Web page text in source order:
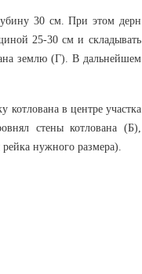
30 см. При этом дерн
25-30 см и складывать
землю (Г). В дальнейшем
котлована в центре участка
стены котлована (Б),
нужного размера).